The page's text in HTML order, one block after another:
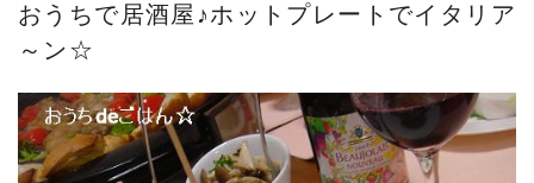
おうちで居酒屋♪ホットプレートでイタリア
～ン☆